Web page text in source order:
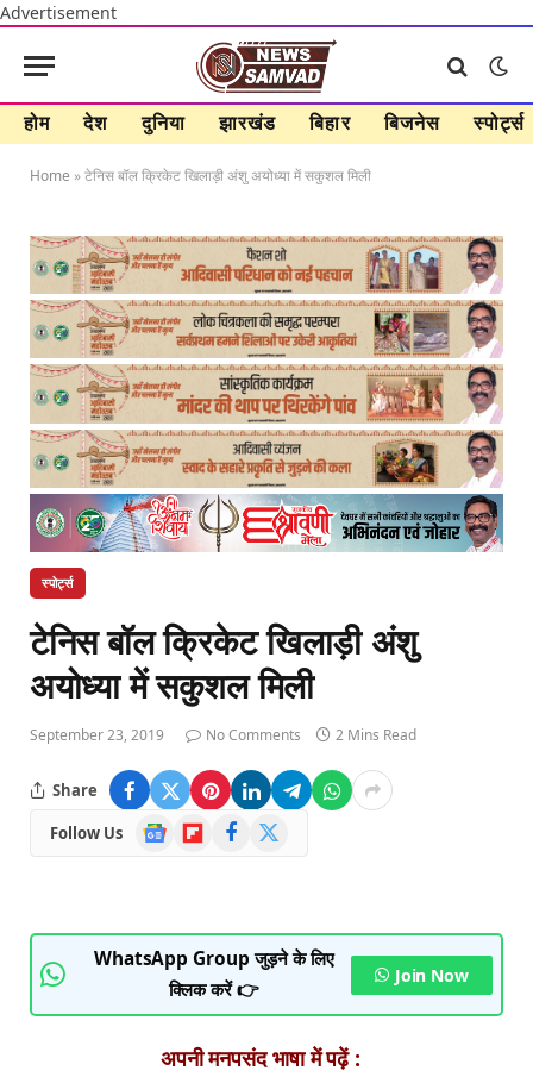
Advertisement
होम देश दुनिया झारखंड बिहार बिजनेस स्पोर्ट्स
Home »टेनिस बॉल क्रिकेट खिलाड़ी अंशु अयोध्या में सकुशल मिली
स्पोर्ट्स
टेनिस बॉल क्रिकेट खिलाड़ी अंशु
अयोध्या में सकुशल मिली
September 23, 2019 No Comments 2 Mins Read
Share
Follow Us
Google
News
FlipboardFacebook
WhatsApp Group जुड़ने के लिए
क्लिक करें 👉
Join Now
अपनी मनपसंद भाषा में पढ़ें :